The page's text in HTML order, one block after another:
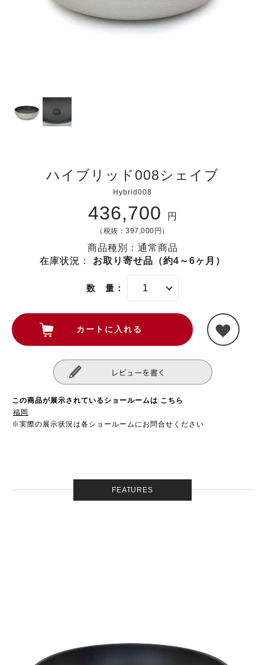
ハイブリッド008シェイブ
Hybrid008
436,700 円
（税抜：397,000円）
商品種別：通常商品
在庫状況 ： お取り寄せ品（約4～6ヶ月）
数 量：
この商品が展示されているショールームは こちら
福岡
※実際の展示状況は各ショールームにお問合せください
FEATURES